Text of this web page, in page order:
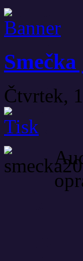
Čtvrtek,